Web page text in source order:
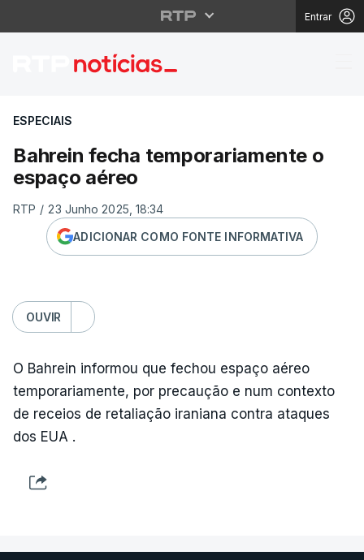
Entrar
Bahrein fecha
ESPECIAIS
Bahrein fecha temporariamente o
espaço aéreo
RTP / 23 Junho 2025, 18:34
ADICIONAR COMO FONTE INFORMATIVA
OUVIR
O Bahrein informou que fechou espaço aéreo
temporariamente, por precaução e num contexto
de receios de retaliação iraniana contra ataques
dos EUA .